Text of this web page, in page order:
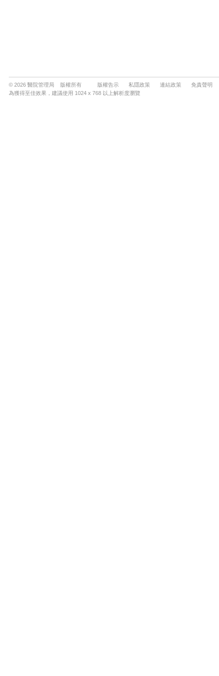
© 2026 醫院管理局 版權所有 版權告示 私隱政策 連結政策
免責聲明
為獲得至佳效果，建議使用 1024 x 768 以上解析度瀏覽